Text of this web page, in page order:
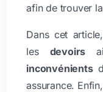
afin de trouver
Dans cet
les devoirs
inconvénients
assurance.